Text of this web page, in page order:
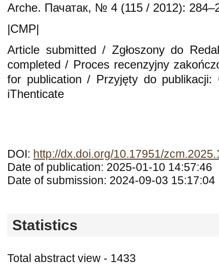
Arche. Пачатак, № 4 (115 / 2012):
|CMP|
Article submitted / Zgłoszony do
completed / Proces recenzyjny
for publication / Przyjęty do publikacji:
iThenticate
DOI: http://dx.doi.org/10.17951/
Date of publication: 2025-01-10 14:57:46
Date of submission: 2024-09-03 15:17:04
Statistics
Total abstract view - 1433